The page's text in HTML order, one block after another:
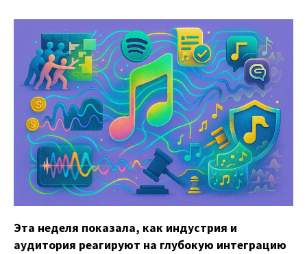
Эта неделя показала, как индустрия и
аудитория реагируют на глубокую интеграцию